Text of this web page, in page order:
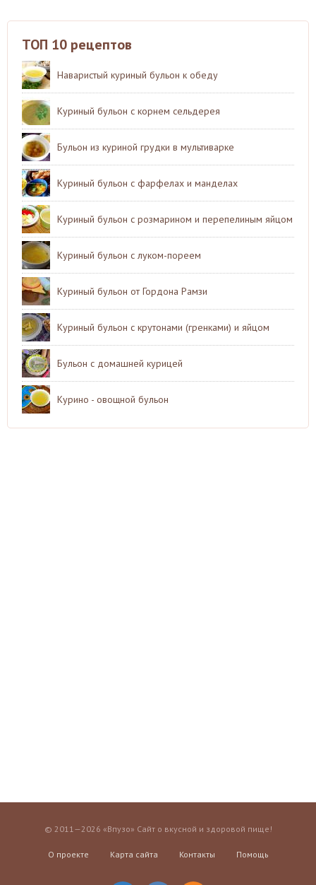
ТОП 10 рецептов
Наваристый куриный бульон к обеду
Куриный бульон с корнем сельдерея
Бульон из куриной грудки в мультиварке
Куриный бульон с фарфелах и манделах
Куриный бульон с розмарином и перепелиным яйцом
Куриный бульон с луком-пореем
Куриный бульон от Гордона Рамзи
Куриный бульон с крутонами (гренками) и яйцом
Бульон с домашней курицей
Курино - овощной бульон
© 2011—2026 «Впузо» Сайт о вкусной и здоровой пище!
О проекте Карта сайта Контакты Помощь